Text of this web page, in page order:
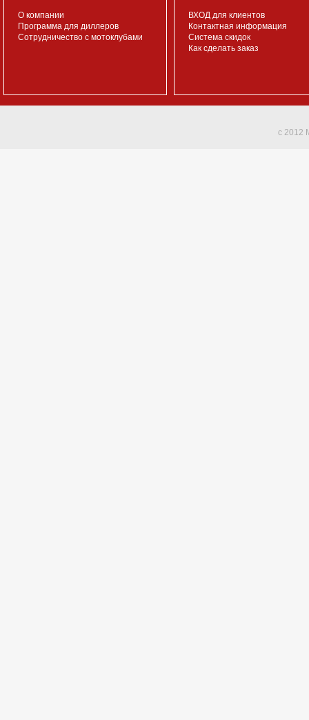
О компании
Программа для диллеров
Сотрудничество с мотоклубами
ВХОД для клиентов
Контактная информация
Система скидок
Как сделать заказ
c 2012